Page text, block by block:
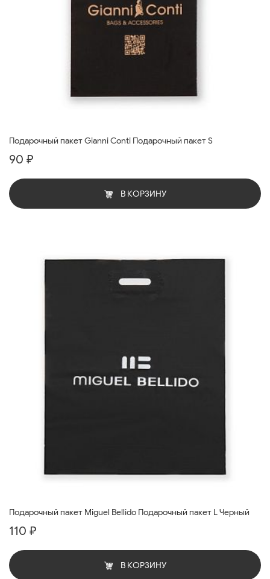
Подарочный пакет Gianni Conti Подарочный пакет S
90 ₽
В КОРЗИНУ
Подарочный пакет Miguel Bellido Подарочный пакет L Черный
110 ₽
В КОРЗИНУ